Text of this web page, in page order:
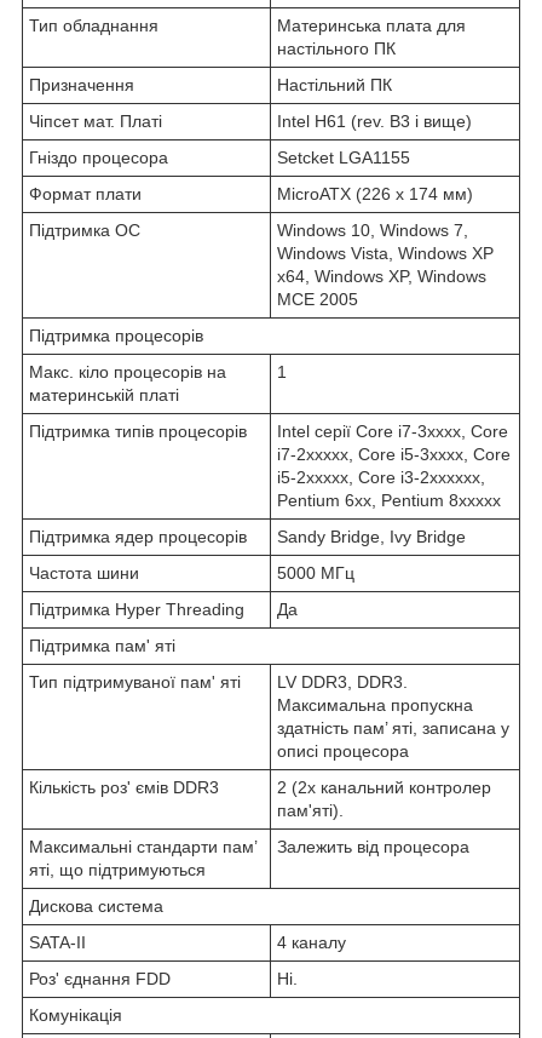
Тип обладнання
Материнська плата для
настільного ПК
Призначення
Настільний ПК
Чіпсет мат. Платі
Intel H61 (rev. B3 і вище)
Гніздо процесора
Setcket LGA1155
Формат плати
MicroATX (226 x 174 мм)
Підтримка ОС
Windows 10, Windows 7,
Windows Vista, Windows XP
x64, Windows XP, Windows
MCE 2005
Підтримка процесорів
Макс. кіло процесорів на
материнській платі
1
Підтримка типів процесорів
Intel серії Core i7-3xxxx, Core
i7-2xxxxx, Core i5-3xxxx, Core
i5-2xxxxx, Core i3-2xxxxxx,
Pentium 6xx, Pentium 8xxxxx
Підтримка ядер процесорів
Sandy Bridge, Ivy Bridge
Частота шини
5000 МГц
Підтримка Hyper Threading
Да
Підтримка пам' яті
Тип підтримуваної пам' яті
LV DDR3, DDR3.
Максимальна пропускна
здатність пам’ яті, записана у
описі процесора
Кількість роз' ємів DDR3
2 (2х канальний контролер
пам'яті).
Максимальні стандарти пам’
яті, що підтримуються
Залежить від процесора
Дискова система
SATA-II
4 каналу
Роз' єднання FDD
Ні.
Комунікація